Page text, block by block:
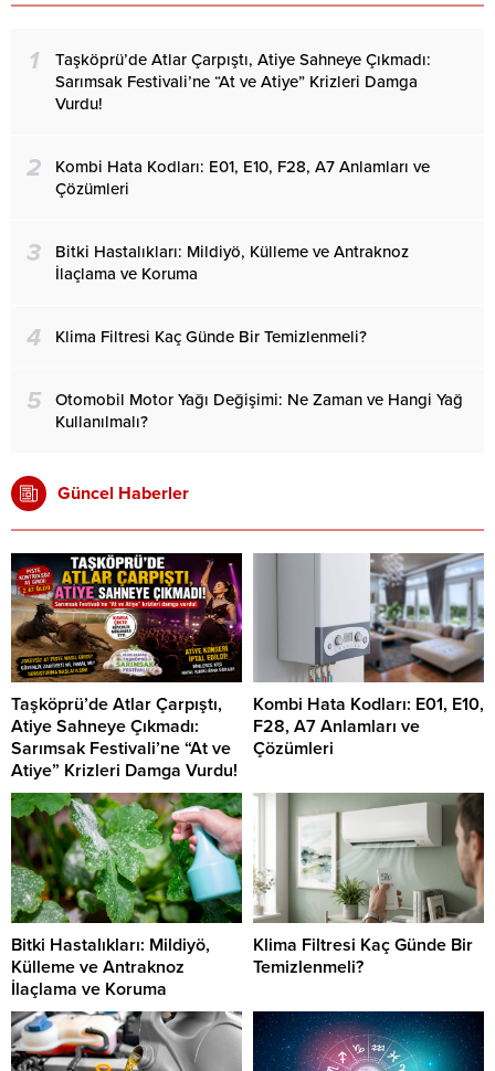
1
Taşköprü’de Atlar Çarpıştı, Atiye Sahneye Çıkmadı:
Sarımsak Festivali’ne “At ve Atiye” Krizleri Damga
Vurdu!
2
Kombi Hata Kodları: E01, E10, F28, A7 Anlamları ve
Çözümleri
3
Bitki Hastalıkları: Mildiyö, Külleme ve Antraknoz
İlaçlama ve Koruma
4 Klima Filtresi Kaç Günde Bir Temizlenmeli?
5
Otomobil Motor Yağı Değişimi: Ne Zaman ve Hangi Yağ
Kullanılmalı?
Güncel Haberler
Taşköprü’de Atlar Çarpıştı,
Atiye Sahneye Çıkmadı:
Sarımsak Festivali’ne “At ve
Atiye” Krizleri Damga Vurdu!
Kombi Hata Kodları: E01, E10,
F28, A7 Anlamları ve
Çözümleri
Bitki Hastalıkları: Mildiyö,
Külleme ve Antraknoz
İlaçlama ve Koruma
Klima Filtresi Kaç Günde Bir
Temizlenmeli?